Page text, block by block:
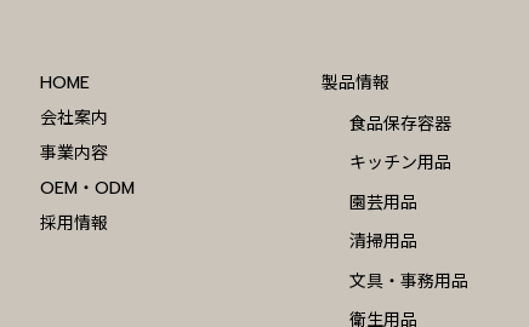
HOME
会社案内
事業内容
OEM・ODM
採用情報
製品情報
食品保存容器
キッチン用品
園芸用品
清掃用品
文具・事務用品
衛生用品